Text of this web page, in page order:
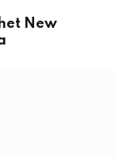
New